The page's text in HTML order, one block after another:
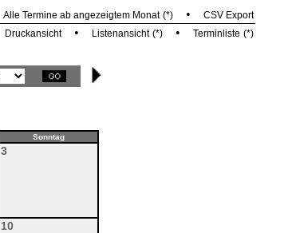
Alle Termine ab angezeigtem Monat (*)•
CSV Export
Druckansicht• Listenansicht (*)• Terminliste (*)
Sonntag
3
10